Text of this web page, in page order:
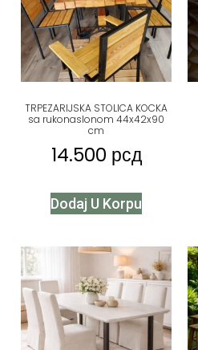
TRPEZARIJSKA STOLICA KOCKA
sa rukonaslonom 44x42x90
cm
14.500 рсд
Dodaj U Korpu